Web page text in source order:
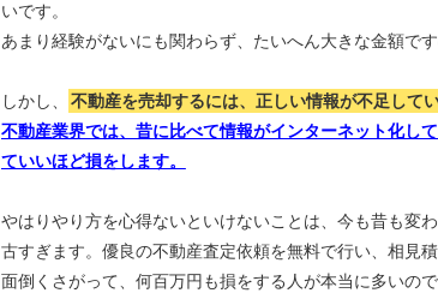
いです。
あまり経験がないにも関わらず、たいへん大きな金額で
しかし、 不動産を売却するには、正しい情報が不足して
不動産業界では、昔に比べて情報がインターネット化し
ていいほど損をします。
やはりやり方を心得ないといけないことは、今も昔も変
古すぎます。優良の不動産査定依頼を無料で行い、相見
面倒くさがって、何百万円も損をする人が本当に多いの